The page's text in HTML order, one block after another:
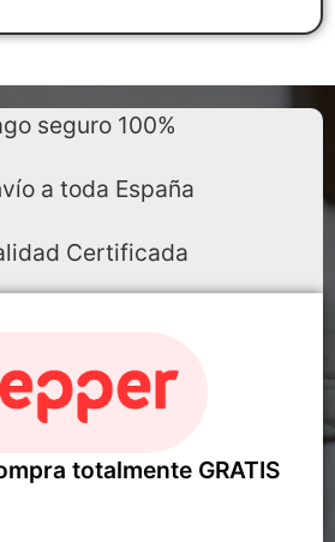
seguro 100%
a toda España
Certificada
totalmente GRATIS